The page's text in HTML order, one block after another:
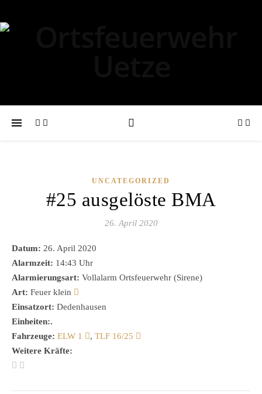
UNCATEGORIZED
#25 ausgelöste BMA
26. April 2020
Datum: 26. April 2020
Alarmzeit: 14:43 Uhr
Alarmierungsart: Vollalarm Ortsfeuerwehr (Sirene)
Art: Feuer klein
Einsatzort: Dedenhausen
Einheiten:.
Fahrzeuge: ELW 1 , TLF 16/25
Weitere Kräfte: